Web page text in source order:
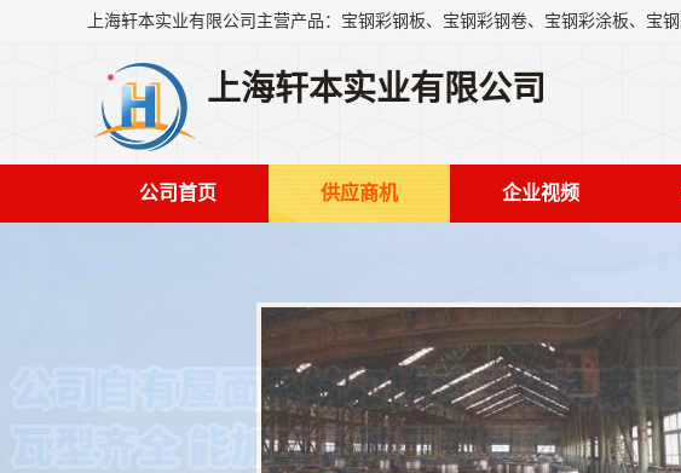
上海轩本实业有限公司
公司首页 供应商机 企业视频